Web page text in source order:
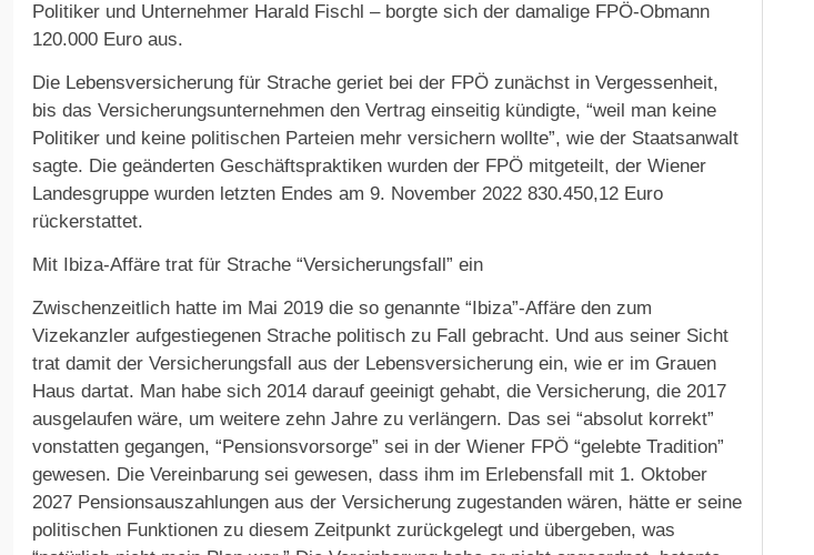
Politiker und Unternehmer Harald Fischl – borgte sich der damalige FPÖ-Obmann
120.000 Euro aus.
Die Lebensversicherung für Strache geriet bei der FPÖ zunächst in Vergessenheit,
bis das Versicherungsunternehmen den Vertrag einseitig kündigte, “weil man keine
Politiker und keine politischen Parteien mehr versichern wollte”, wie der Staatsanwalt
sagte. Die geänderten Geschäftspraktiken wurden der FPÖ mitgeteilt, der Wiener
Landesgruppe wurden letzten Endes am 9. November 2022 830.450,12 Euro
rückerstattet.
Mit Ibiza-Affäre trat für Strache “Versicherungsfall” ein
Zwischenzeitlich hatte im Mai 2019 die so genannte “Ibiza”-Affäre den zum
Vizekanzler aufgestiegenen Strache politisch zu Fall gebracht. Und aus seiner Sicht
trat damit der Versicherungsfall aus der Lebensversicherung ein, wie er im Grauen
Haus dartat. Man habe sich 2014 darauf geeinigt gehabt, die Versicherung, die 2017
ausgelaufen wäre, um weitere zehn Jahre zu verlängern. Das sei “absolut korrekt”
vonstatten gegangen, “Pensionsvorsorge” sei in der Wiener FPÖ “gelebte Tradition”
gewesen. Die Vereinbarung sei gewesen, dass ihm im Erlebensfall mit 1. Oktober
2027 Pensionsauszahlungen aus der Versicherung zugestanden wären, hätte er seine
politischen Funktionen zu diesem Zeitpunkt zurückgelegt und übergeben, was